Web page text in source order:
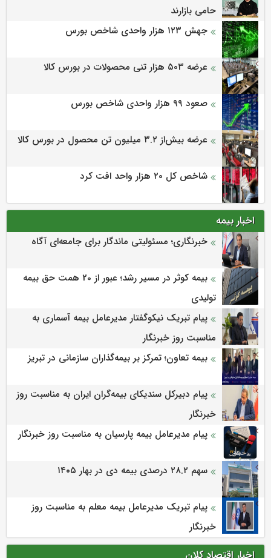
حامی بازارند
جهش ۱۲۳ هزار واحدی شاخص بورس
عرضه ۵۰۳ هزار تنی محصولات در بورس کالا
صعود ۹۹ هزار واحدی شاخص بورس
عرضه بیش‌از ۳.۲ میلیون تن محصول در بورس کالا
شاخص کل ۲۰ هزار واحد افت کرد
اخبار بیمه
خبرنگاری؛ مسئولیتی ماندگار برای جامعه‌ای آگاه
بیمه کوثر در مسیر رشد؛ عبور از 20 همت حق بیمه
تولیدی
پیام تبریک نیکوگفتار مدیرعامل بیمه آسماری به
مناسبت روز خبرنگار
بیمه تعاون؛ تمرکز بر بیمه‌گذاران سازمانی در تبریز
پیام دبیرکل سندیکای بیمه‌گران ایران به مناسبت روز
خبرنگار
پیام مدیرعامل بیمه پارسیان به مناسبت روز خبرنگار
سهم ۲۸.۲ درصدی بیمه دی در بهار ۱۴۰۵
پیام تبریک مدیرعامل بیمه معلم به مناسبت روز
خبرنگار